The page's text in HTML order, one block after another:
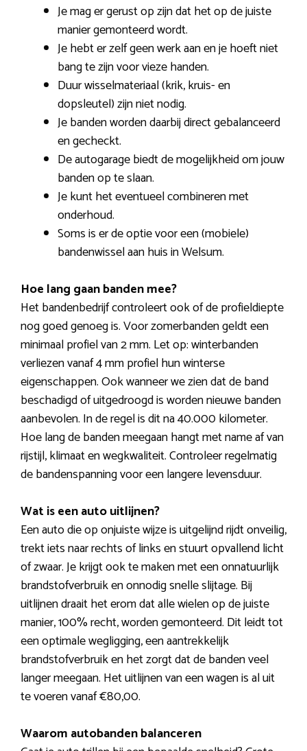
Je mag er gerust op zijn dat het op de juiste
manier gemonteerd wordt.
Je hebt er zelf geen werk aan en je hoeft niet
bang te zijn voor vieze handen.
Duur wisselmateriaal (krik, kruis- en
dopsleutel) zijn niet nodig.
Je banden worden daarbij direct gebalanceerd
en gecheckt.
De autogarage biedt de mogelijkheid om jouw
banden op te slaan.
Je kunt het eventueel combineren met
onderhoud.
Soms is er de optie voor een (mobiele)
bandenwissel aan huis in Welsum.
Hoe lang gaan banden mee?
Het bandenbedrijf controleert ook of de profieldiepte
nog goed genoeg is. Voor zomerbanden geldt een
minimaal profiel van 2 mm. Let op: winterbanden
verliezen vanaf 4 mm profiel hun winterse
eigenschappen. Ook wanneer we zien dat de band
beschadigd of uitgedroogd is worden nieuwe banden
aanbevolen. In de regel is dit na 40.000 kilometer.
Hoe lang de banden meegaan hangt met name af van
rijstijl, klimaat en wegkwaliteit. Controleer regelmatig
de bandenspanning voor een langere levensduur.
Wat is een auto uitlijnen?
Een auto die op onjuiste wijze is uitgelijnd rijdt onveilig,
trekt iets naar rechts of links en stuurt opvallend licht
of zwaar. Je krijgt ook te maken met een onnatuurlijk
brandstofverbruik en onnodig snelle slijtage. Bij
uitlijnen draait het erom dat alle wielen op de juiste
manier, 100% recht, worden gemonteerd. Dit leidt tot
een optimale wegligging, een aantrekkelijk
brandstofverbruik en het zorgt dat de banden veel
langer meegaan. Het uitlijnen van een wagen is al uit
te voeren vanaf €80,00.
Waarom autobanden balanceren